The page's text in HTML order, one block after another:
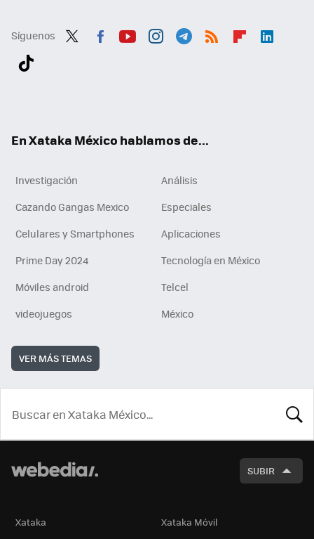
Síguenos
En Xataka México hablamos de...
Investigación
Análisis
Cazando Gangas Mexico
Especiales
Celulares y Smartphones
Aplicaciones
Prime Day 2024
Tecnología en México
Móviles android
Telcel
videojuegos
México
VER MÁS TEMAS
SUBIR
Xataka Xataka Móvil